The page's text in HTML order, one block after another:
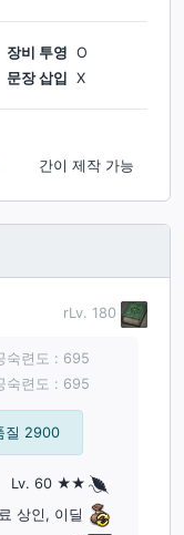
장비 투영 O
문장 삽입 X
간이 제작 가능
rLv. 180
숙련도 : 695
숙련도 : 695
질 2900
Lv. 60 ★★
상인, 이딜